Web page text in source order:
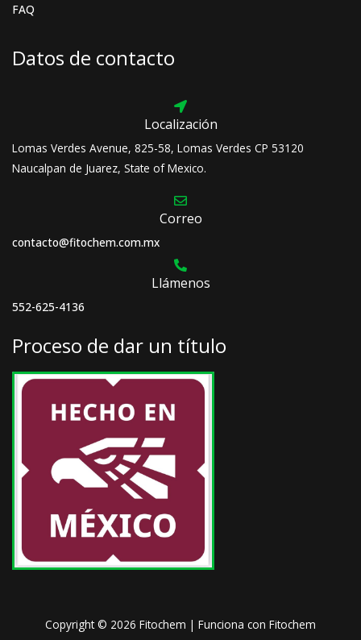
FAQ
Datos de contacto
Localización
Lomas Verdes Avenue, 825-58, Lomas Verdes CP 53120
Naucalpan de Juarez, State of Mexico.
Correo
contacto@fitochem.com.mx
Llámenos
552-625-4136
Proceso de dar un título
Copyright © 2026 Fitochem | Funciona con Fitochem